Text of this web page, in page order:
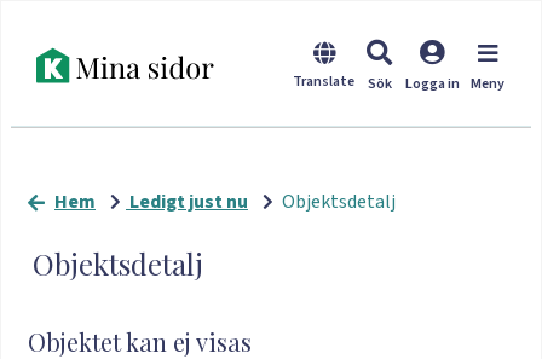
Hem Ledigt just nu Objektsdetalj
Objektsdetalj
Objektet kan ej visas